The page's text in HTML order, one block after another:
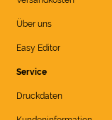
Über uns
Easy Editor
Service
Druckdaten